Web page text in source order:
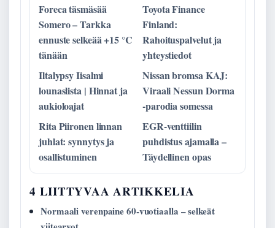
Foreca täsmäsää
Somero – Tarkka
ennuste selkeää +15 °C
tänään
Toyota Finance
Finland:
Rahoituspalvelut ja
yhteystiedot
Iltalypsy Iisalmi
lounaslista | Hinnat ja
aukioloajat
Nissan bromsa KAJ:
Viraali Nessun Dorma
-parodia somessa
Rita Piironen linnan
juhlat: synnytys ja
osallistuminen
EGR-venttiilin
puhdistus ajamalla –
Täydellinen opas
4 LIITTYVAA ARTIKKELIA
Normaali verenpaine 60-vuotiaalla – selkeät